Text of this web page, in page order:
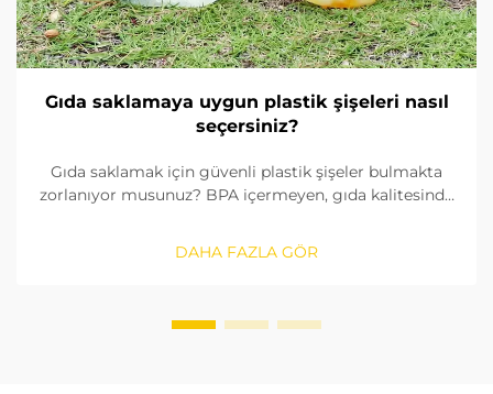
Gıda saklamaya uygun plastik şişeleri nasıl
seçersiniz?
Gıda saklamak için güvenli plastik şişeler bulmakta
zorlanıyor musunuz? BPA içermeyen, gıda kalitesinde
kontrol edeceğinizi ve doğru boyutu nasıl
seçeceğinizi öğrenin. FDA ve AB standartlarına
DAHA FAZLA GÖR